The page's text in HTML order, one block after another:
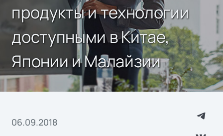
продукты и технологии
доступными в Китае,
Японии и Малайзии
06.09.2018